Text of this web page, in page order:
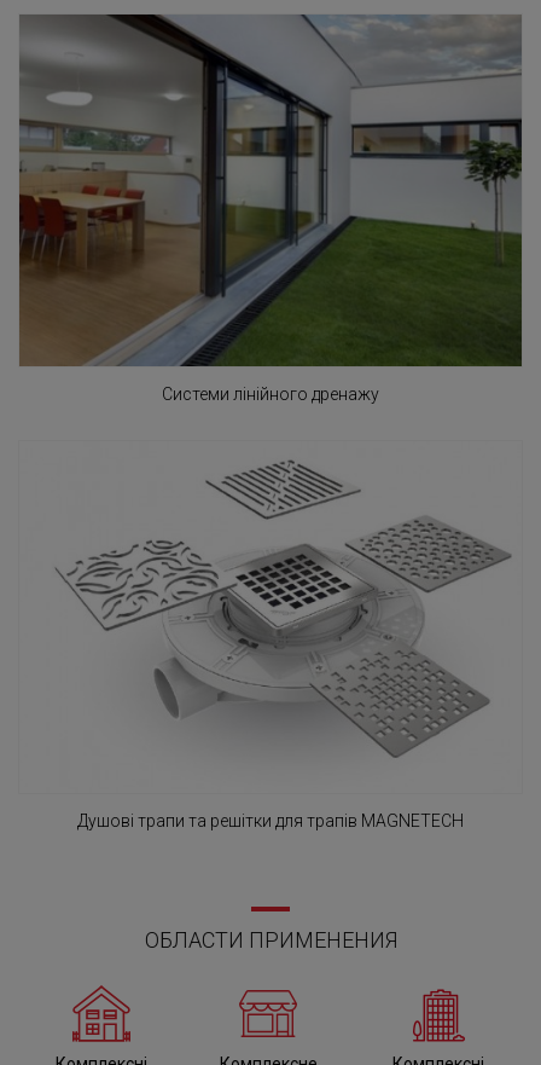
Системи лінійного дренажу
Душові трапи та решітки для трапів MAGNETECH
ОБЛАСТИ ПРИМЕНЕНИЯ